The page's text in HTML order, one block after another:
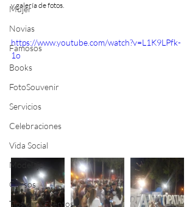
Mujer
Novias
Famosos
Books
FotoSouvenir
Servicios
Celebraciones
Vida Social
Modelaje
Cursos
Tips para Eventos
y galería de fotos.
https://www.youtube.com/watch?v=L1K9LPfk-
1o